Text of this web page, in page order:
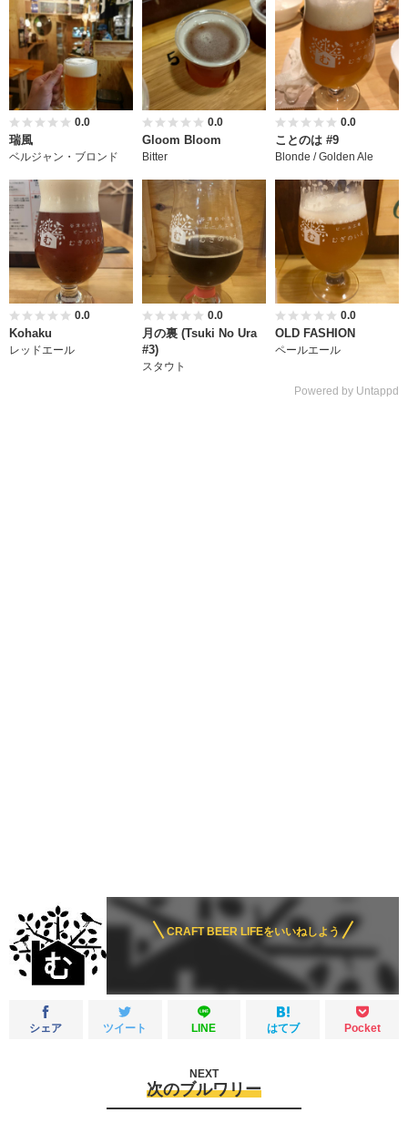
0.0
瑞風
ベルジャン・ブロンド
0.0
Gloom Bloom
Bitter
0.0
ことのは #9
Blonde / Golden Ale
0.0
Kohaku
レッドエール
0.0
月の裏 (Tsuki No Ura
#3)
スタウト
0.0
OLD FASHION
ペールエール
Powered by Untappd
CRAFT BEER LIFEをいいねしよう
シェア ツイート LINE はてブ Pocket
次のブルワリー
NEXT